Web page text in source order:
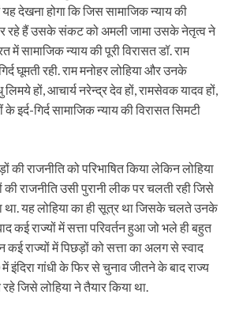
देखना होगा कि जिस सामाजिक न्याय की
रहे हैं उसके संकट को अमली जामा उसके नेतृत्व ने
में सामाजिक न्याय की पूरी विरासत डॉ. राम
घूमती रही. राम मनोहर लोहिया और उनके
लिमये हों, आचार्य नरेन्द्र देव हों, रामसेवक यादव हों,
के इर्द-गिर्द सामाजिक न्‍याय की विरासत सिमटी
की राजनीति को परिभाषित किया लेकिन लोहिया
राजनीति उसी पुरानी लीक पर चलती रही जिसे
था. यह लोहिया का ही सूत्र था जिसके चलते उनके
कई राज्यों में सत्ता परिवर्तन हुआ जो भले ही बहुत
कई राज्यों में पिछड़ों को सत्ता का अलग से स्वाद
गांधी के फिर से चुनाव जीतने के बाद राज्य
जिसे लोहिया ने तैयार किया था.